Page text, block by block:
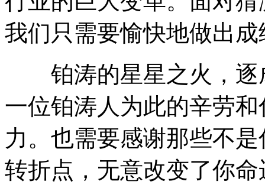
我们只需要愉快地做出成
铂涛的星星之火，逐
一位铂涛人为此的辛劳
力。也需要感谢那些不
转折点，无意改变了你